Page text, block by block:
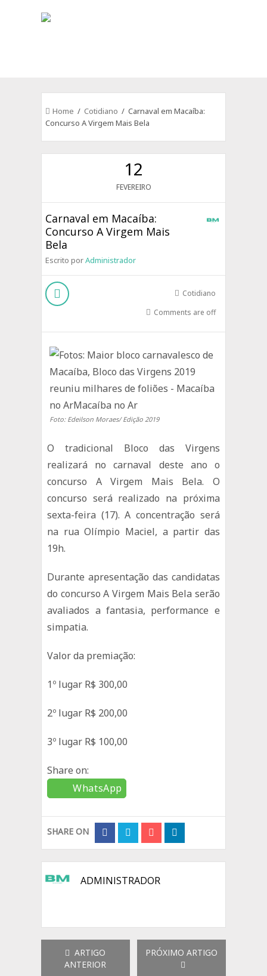
Home / Cotidiano / Carnaval em Macaíba:
Concurso A Virgem Mais Bela
12
FEVEREIRO
Carnaval em Macaíba:
Concurso A Virgem Mais
Bela
Escrito porAdministrador
Cotidiano
Comments are off
Foto: Edeilson Moraes/ Edição 2019
O tradicional Bloco das Virgens
realizará no carnaval deste ano o
concurso A Virgem Mais Bela. O
concurso será realizado na próxima
sexta-feira (17). A concentração será
na rua Olímpio Maciel, a partir das
19h.
Durante apresentação das candidatas
do concurso A Virgem Mais Bela serão
avaliados a fantasia, performance e
simpatia.
Valor da premiação:
1º lugar R$ 300,00
2º lugar R$ 200,00
3º lugar R$ 100,00
Share on:
WhatsApp
SHARE ON
ADMINISTRADOR
ARTIGO
ANTERIOR
PRÓXIMO ARTIGO